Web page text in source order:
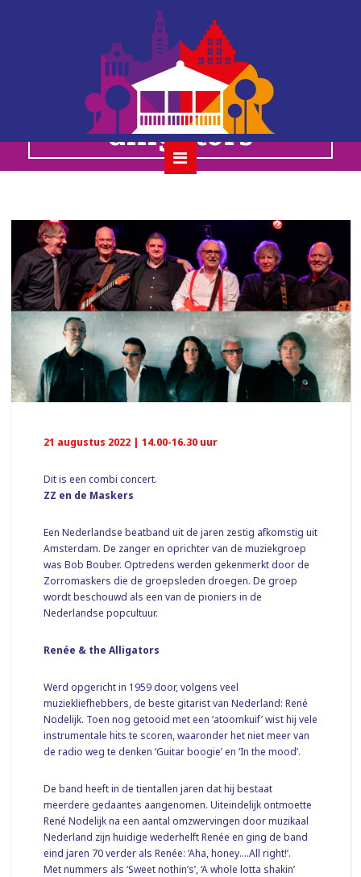
zz en de maskers |
renée & the
alligators
21 augustus 2022 | 14.00-16.30 uur
Dit is een combi concert.
ZZ en de Maskers
Een Nederlandse beatband uit de jaren zestig afkomstig uit
Amsterdam. De zanger en oprichter van de muziekgroep
was Bob Bouber. Optredens werden gekenmerkt door de
Zorromaskers die de groepsleden droegen. De groep
wordt beschouwd als een van de pioniers in de
Nederlandse popcultuur.
Renée & the Alligators
Werd opgericht in 1959 door, volgens veel
muziekliefhebbers, de beste gitarist van Nederland: René
Nodelijk. Toen nog getooid met een ‘atoomkuif’ wist hij vele
instrumentale hits te scoren, waaronder het niet meer van
de radio weg te denken ‘Guitar boogie’ en ‘In the mood’.
De band heeft in de tientallen jaren dat hij bestaat
meerdere gedaantes aangenomen. Uiteindelijk ontmoette
René Nodelijk na een aantal omzwervingen door muzikaal
Nederland zijn huidige wederhelft Renée en ging de band
eind jaren 70 verder als Renée: ‘Aha, honey….All right!’.
Met nummers als ‘Sweet nothin’s’, ‘A whole lotta shakin’